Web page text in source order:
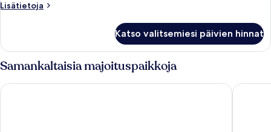
Lisätietoja
Lisätietoja
standard-
Katso valitsemiesi päivien hinnat
Samankaltaisia majoituspaikkoja
Maritim Hotel München KING's